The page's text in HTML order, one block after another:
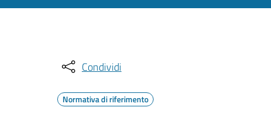
Condividi
Normativa di riferimento